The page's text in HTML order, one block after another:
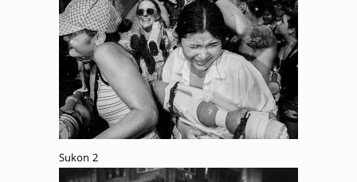
Sukon 2